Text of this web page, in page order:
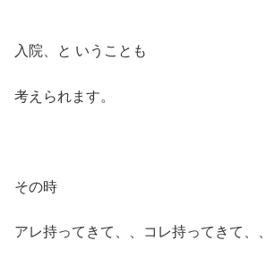
入院、と いうことも
考えられます。
その時
アレ持ってきて、、コレ持ってきて、、